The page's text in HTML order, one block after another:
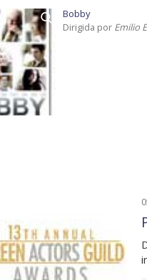
Bobby
Dirigida por Emilio